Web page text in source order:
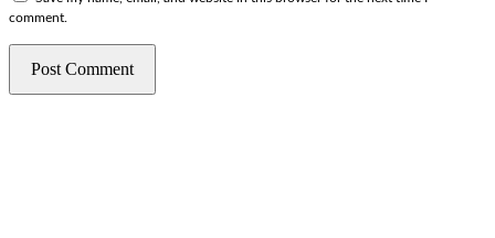
comment.